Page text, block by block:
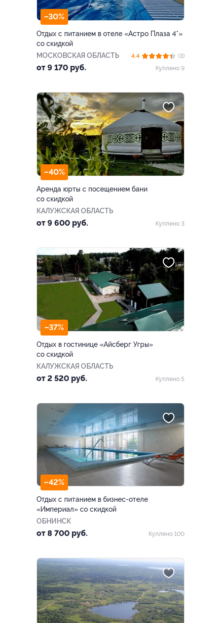
–30%
Отдых с питанием в отеле «Астро Плаза 4*»
со скидкой
МОСКОВСКАЯ ОБЛАСТЬ
от 9 170 руб.
4.4
(3)
Куплено 9
–40%
Аренда юрты с посещением бани
со скидкой
КАЛУЖСКАЯ ОБЛАСТЬ
от 9 600 руб. Куплено 3
–37%
Отдых в гостинице «Айсберг Угры»
со скидкой
КАЛУЖСКАЯ ОБЛАСТЬ
от 2 520 руб. Куплено 5
–42%
Отдых с питанием в бизнес-отеле
«Империал» со скидкой
ОБНИНСК
от 8 700 руб. Куплено 100